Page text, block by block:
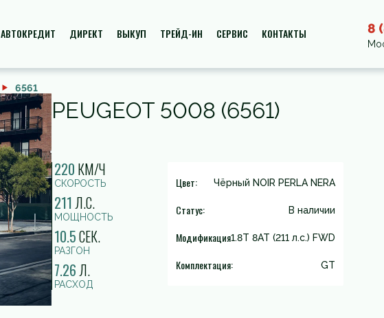
АВТОКРЕДИТ ДИРЕКТ ВЫКУП ТРЕЙД-ИН СЕРВИС КОНТАКТЫ 8
6561
PEUGEOT 5008 (6561)
220 КМ/Ч
СКОРОСТЬ
211Л.С.
МОЩНОСТЬ
10.5СЕК.
РАЗГОН
7.26Л.
РАСХОД
Цвет: Чёрный NOIR PERLA NERA
Статус: В наличии
Модификация1.8T 8AT (211 л.с.) FWD
Комплектация: GT